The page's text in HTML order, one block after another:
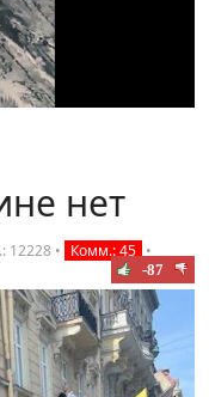
нет
12228 • Комм.: 45 •
-87